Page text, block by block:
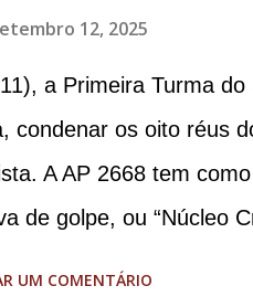
12, 2025
a Primeira Turma do
condenar os oito réus
A AP 2668 tem
de golpe, ou “Núcleo
UM COMENTÁRIO